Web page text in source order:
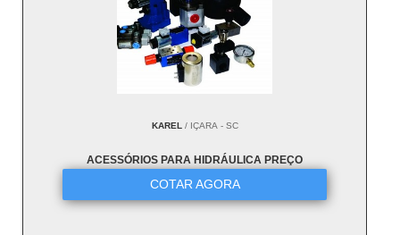
KAREL/ IÇARA - SC
ACESSÓRIOS PARA HIDRÁULICA PREÇO
COTAR AGORA